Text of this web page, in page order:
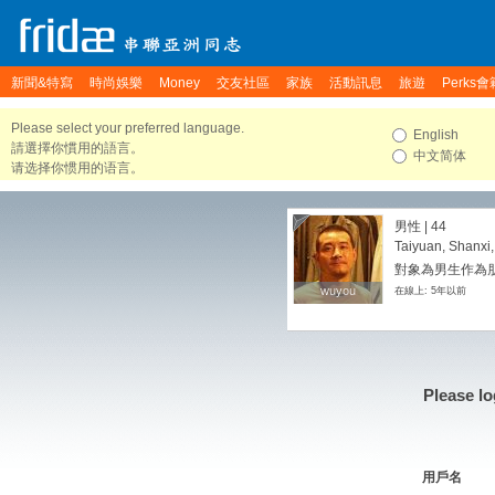
新聞&特寫 時尚娛樂 Money 交友社區 家族 活動訊息 旅遊 Perks會
Please select your preferred language.
請選擇你慣用的語言。
请选择你惯用的语言。
English
中文简体
wuyou
wuyou
男性 | 44
Taiyuan,
對象為男生作為
在線上: 5年以前
Please
用戶名